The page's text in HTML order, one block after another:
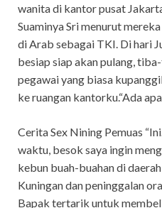
wanita di kantor pusat
Suaminya Sri menurut
di Arab sebagai TKI. Di hari
besiap siap akan pulang,
pegawai yang biasa
ke ruangan kantorku.“Ada
Cerita Sex Nining Pemuas
waktu, besok saya ingin
kebun buah-buahan di
Kuningan dan peninggalan
Bapak tertarik untuk